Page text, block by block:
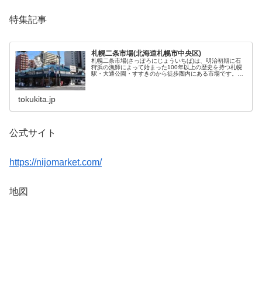
特集記事
札幌二条市場(北海道札幌市中央区)
札幌二条市場(さっぽろにじょういちば)は、明治初期に石
狩浜の漁師によって始まった100年以上の歴史を持つ札幌
駅・大通公園・すすきのから徒歩圏内にある市場です。通
tokukita.jp
公式サイト
https://nijomarket.com/
地図